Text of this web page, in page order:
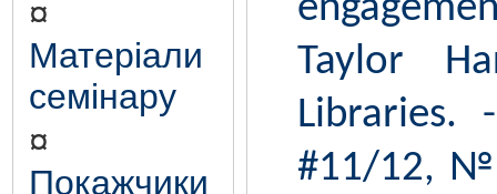
¤
Матеріали
семінару
¤
Покажчики
Taylor
#11/12,